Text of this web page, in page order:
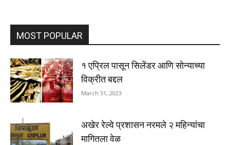
MOST POPULAR
१ एप्रिल पासून सिलेंडर आणि सोन्याच्या
विक्रीत बद्दल
March 31, 2023
अखेर रेल्वे प्रशासन नरमले २ महिन्यांचा
मागितला वेळ